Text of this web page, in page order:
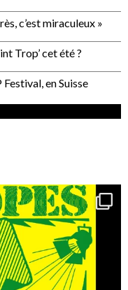
c’est miraculeux »
Trop’ cet été ?
en Suisse